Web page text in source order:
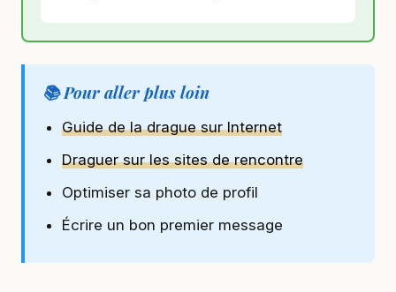
📚 Pour aller plus loin
Guide de la drague sur Internet
Draguer sur les sites de rencontre
Optimiser sa photo de profil
Écrire un bon premier message